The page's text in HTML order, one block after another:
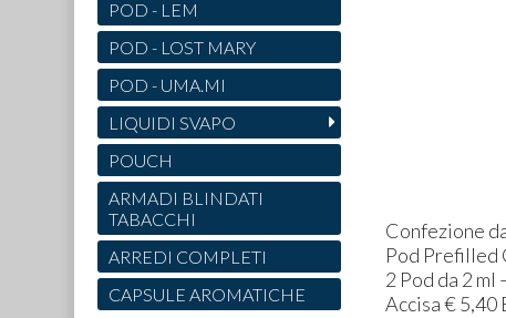
Confezione
Pod Prefilled
2 Pod da 2 ml
Accisa € 5,40
POD - LEM
POD - LOST MARY
POD - UMA.MI
LIQUIDI SVAPO
POUCH
ARMADI BLINDATI
TABACCHI
ARREDI COMPLETI
CAPSULE AROMATICHE